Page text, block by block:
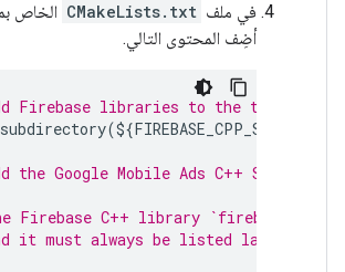
في ملف CMakeLists.txt الخاص
أضِف المحتوى التالي.
Firebase libraries to the target
(${FIREBASE_CPP_SDK_DIR
the Google Mobile Ads C++ SDK.
Firebase C++ library
it must always be listed last.